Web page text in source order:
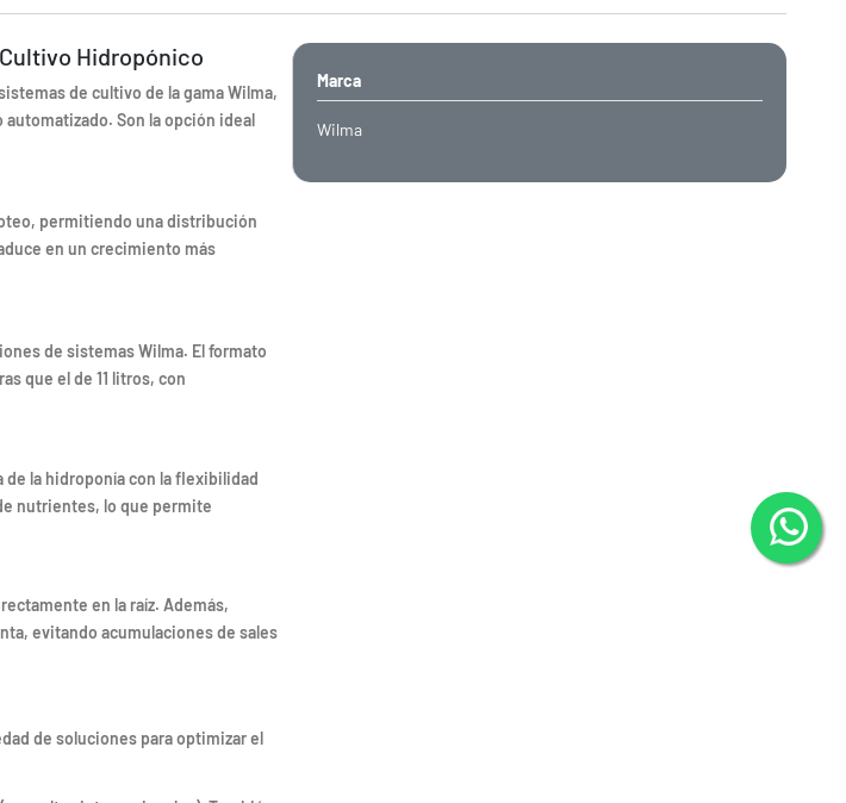
Hidropónico
de cultivo de la gama Wilma,
Son la opción ideal
permitiendo una distribución
en un crecimiento más
de sistemas Wilma. El formato
que el de 11 litros, con
la hidroponía con la flexibilidad
nutrientes, lo que permite
en la raíz. Además,
evitando acumulaciones de sales
de soluciones para optimizar el
Marca
Wilma